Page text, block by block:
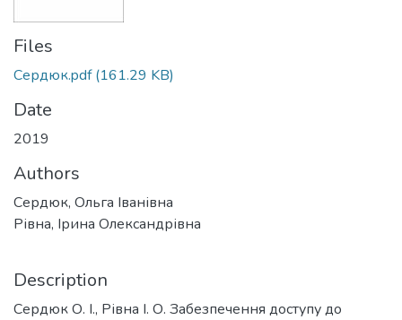
Files
Сердюк.pdf(161.29 KB)
Date
2019
Authors
Сердюк, Ольга Іванівна
Рівна, Ірина Олександрівна
Description
Сердюк О. І., Рівна І. О. Забезпечення доступу до